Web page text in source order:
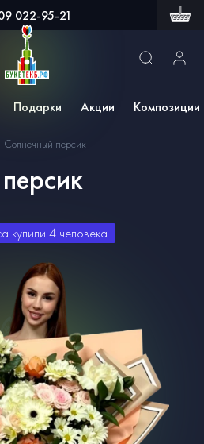
022-95-21
Подарки Акции Композиции
Солнечный персик
купили 4 человека